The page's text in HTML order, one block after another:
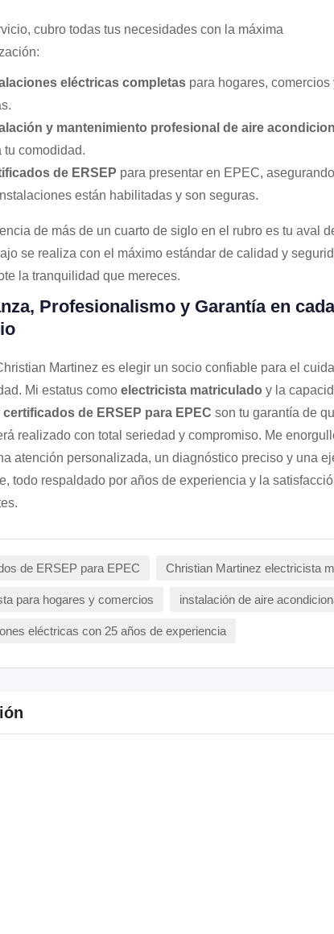
cubro todas tus necesidades con la máxima
eléctricas completaspara hogares, comercios
y mantenimiento profesional de aire
tu comodidad.
de ERSEP para presentar en EPEC,
están habilitadas y son seguras.
de más de un cuarto de siglo en el rubro es tu aval
se realiza con el máximo estándar de calidad y
la tranquilidad que mereces.
Profesionalismo y Garantía en cada
Martinez es elegir un socio confiable para el
Mi estatus como electricista matriculado y la
certificados de ERSEP para EPEC son tu garantía de
realizado con total seriedad y compromiso. Me
atención personalizada, un diagnóstico preciso y una
todo respaldado por años de experiencia y la
de ERSEP para EPEC Christian Martinez electricista
para hogares y comercios instalación de aire
eléctricas con 25 años de experiencia